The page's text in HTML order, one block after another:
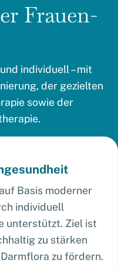
Frauen­
individuell – mit
der gezielten
sowie der
Basis moderner
individuell
unterstützt. Ziel ist
zu stärken
zu fördern.